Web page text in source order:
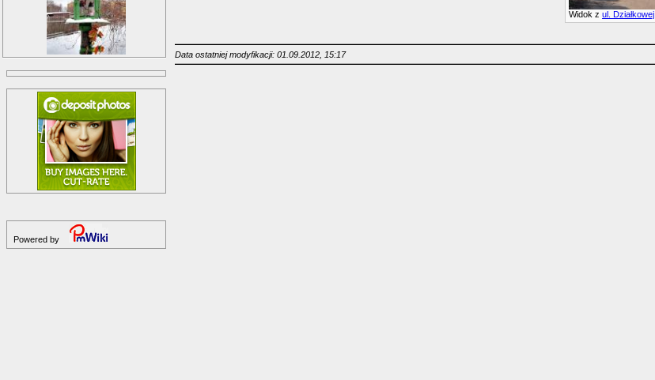
Powered by
Widok zul. Działkowej
Data ostatniej modyfikacji: 01.09.2012, 15:17